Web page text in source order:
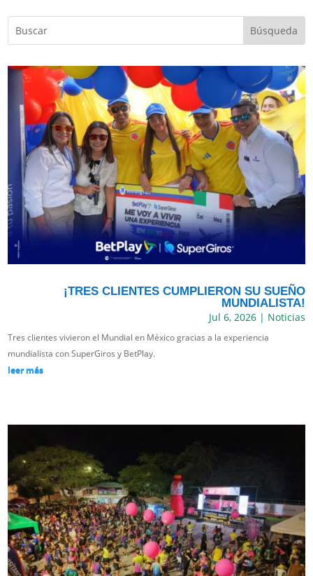
¡TRES CLIENTES CUMPLIERON SU SUEÑO
MUNDIALISTA!
Jul 6, 2026| Noticias
Tres clientes vivieron el Mundial en México gracias a la experiencia
mundialista con SuperGiros y BetPlay.
leer más